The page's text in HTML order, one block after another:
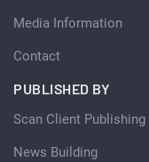
Media Information
Contact
PUBLISHED BY
Scan Client Publishing
News Building